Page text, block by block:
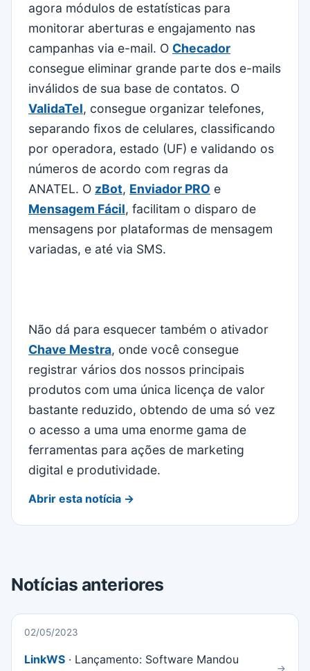
agora módulos de estatísticas para
monitorar aberturas e engajamento nas
campanhas via e-mail. O Checador
consegue eliminar grande parte dos e-mails
inválidos de sua base de contatos. O
ValidaTel, consegue organizar telefones,
separando fixos de celulares, classificando
por operadora, estado (UF) e validando os
números de acordo com regras da
ANATEL. O zBot, Enviador PRO e
Mensagem Fácil, facilitam o disparo de
mensagens por plataformas de mensagem
variadas, e até via SMS.
Não dá para esquecer também o ativador
Chave Mestra, onde você consegue
registrar vários dos nossos principais
produtos com uma única licença de valor
bastante reduzido, obtendo de uma só vez
o acesso a uma uma enorme gama de
ferramentas para ações de marketing
digital e produtividade.
Abrir esta notícia →
Notícias anteriores
02/05/2023
LinkWS · Lançamento: Software Mandou
→